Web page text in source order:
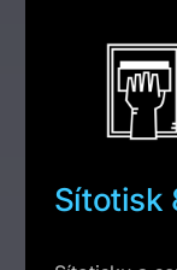
Sítotisk